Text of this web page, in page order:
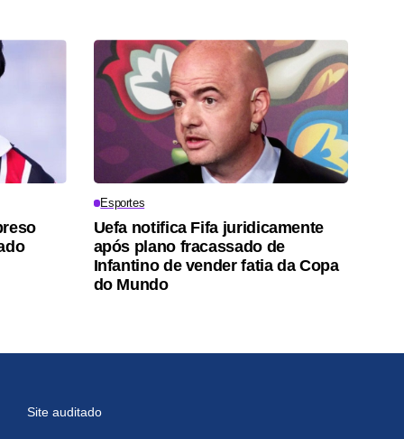
Esportes
Uefa notifica Fifa juridicamente
após plano fracassado de
Infantino de vender fatia da Copa
do Mundo
Site auditado